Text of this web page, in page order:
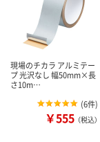
現場のチカラ アルミテー
プ 光沢なし 幅50mm×長
さ10m…
(6件)
￥555 （税込）